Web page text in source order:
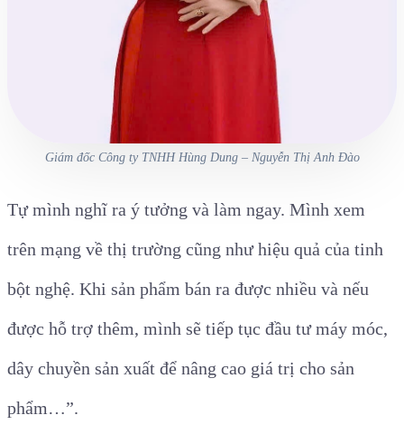
Giám đốc Công ty TNHH Hùng Dung – Nguyễn Thị Anh Đào
Tự mình nghĩ ra ý tưởng và làm ngay. Mình xem
trên mạng về thị trường cũng như hiệu quả của tinh
bột nghệ. Khi sản phẩm bán ra được nhiều và nếu
được hỗ trợ thêm, mình sẽ tiếp tục đầu tư máy móc,
dây chuyền sản xuất để nâng cao giá trị cho sản
phẩm…”.